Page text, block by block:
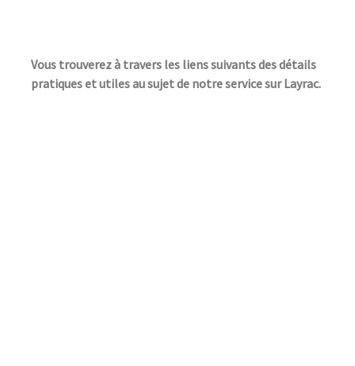
Vous trouverez à travers les liens suivants des détails
pratiques et utiles au sujet de notre service sur Layrac.